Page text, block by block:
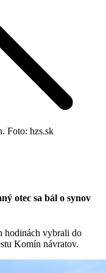
Foto: hzs.sk
otec sa bál o synov
hodinách vybrali do
Komín návratov.